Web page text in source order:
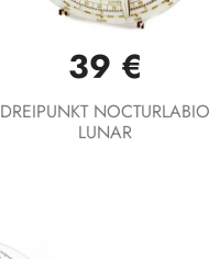
39 €
DREIPUNKT NOCTURLABIO
LUNAR